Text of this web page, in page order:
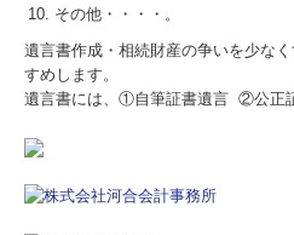
その他・・・・。
遺言書作成・相続財産の争いを少な
すめします。
遺言書には、①自筆証書遺言 ②公正